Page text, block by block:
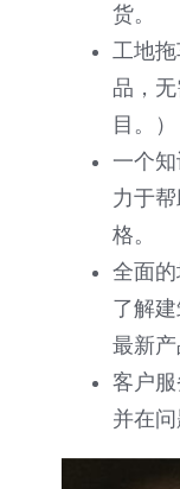
货。
工地
品，
目。）
一个
力于
格。
全面
了解
最新产
客户
并在问